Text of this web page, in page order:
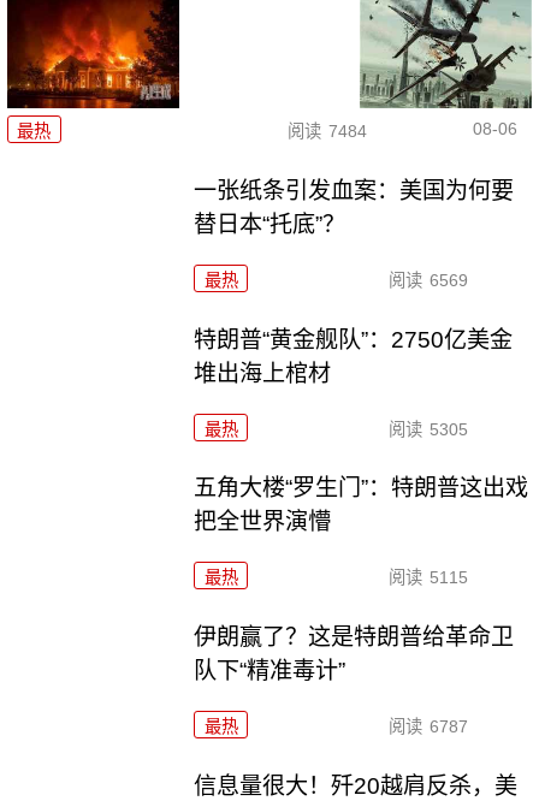
最热 阅读 7484 08-06
一张纸条引发血案：美国为何要
替日本“托底”？
最热 阅读 6569
特朗普“黄金舰队”：2750亿美金
堆出海上棺材
最热 阅读 5305
五角大楼“罗生门”：特朗普这出戏
把全世界演懵
最热 阅读 5115
伊朗赢了？这是特朗普给革命卫
队下“精准毒计”
最热 阅读 6787
信息量很大！歼20越肩反杀，美